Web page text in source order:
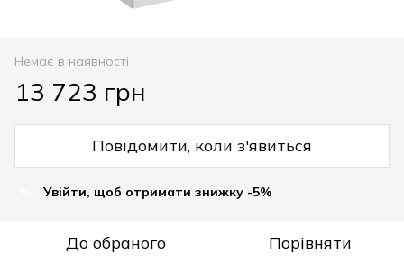
Немає в наявності
13 723 грн
Повідомити, коли з'явиться
Увійти, щоб отримати знижку -5%
До обраного Порівняти